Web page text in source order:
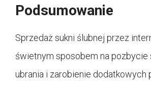
Podsumowanie
Sprzedaż sukni ślubnej przez
świetnym sposobem na pozbycie
ubrania i zarobienie dodatkowych